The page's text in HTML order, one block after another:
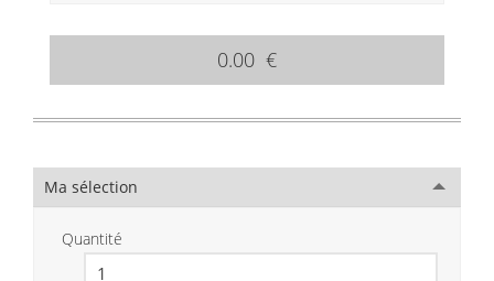
0.00 €
Ma sélection
Quantité